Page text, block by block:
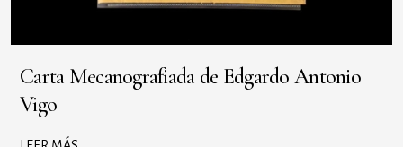
Carta Mecanografiada de Edgardo Antonio
Vigo